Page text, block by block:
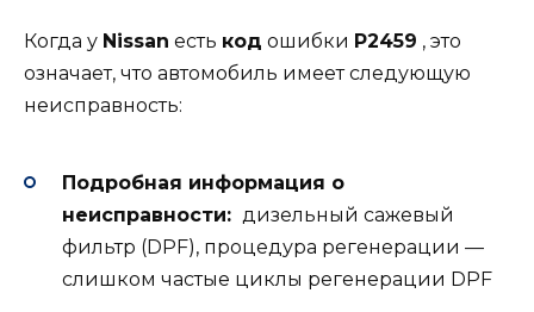
Когда у Nissan есть код ошибки P2459 , это
означает, что автомобиль имеет следующую
неисправность:
Подробная информация о
неисправности: дизельный сажевый
фильтр (DPF), процедура регенерации —
слишком частые циклы регенерации DPF